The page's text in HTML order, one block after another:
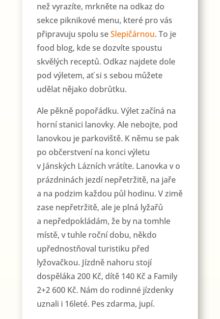
než vyrazíte, mrkněte na odkaz do
sekce piknikové menu, které pro vás
připravuju spolu seSlepičárnou. To je
food blog, kde se dozvíte spoustu
skvělých receptů. Odkaz najdete dole
pod výletem, ať si s sebou můžete
udělat nějako dobrůtku.
Ale pěkně popořádku. Výlet začíná na
horní stanici lanovky. Ale nebojte, pod
lanovkou je parkoviště. K němu se pak
po občerstvení na konci výletu
v Jánských Lázních vrátíte. Lanovka v o
prázdninách jezdí nepřetržitě, na jaře
a na podzim každou půl hodinu. V zimě
zase nepřetržitě, ale je plná lyžařů
a nepředpokládám, že by na tomhle
místě, v tuhle roční dobu, někdo
upřednostňoval turistiku před
lyžovačkou. Jízdně nahoru stojí
dospěláka 200 Kč, dítě 140 Kč a Family
2+2 600 Kč. Nám do rodinné jízdenky
uznali i 16leté. Pes zdarma, jupí.